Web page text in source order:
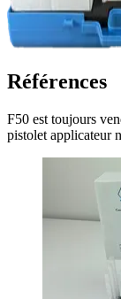
Références
F50 est toujours
pistolet applicateur